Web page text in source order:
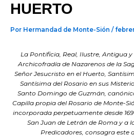
HUERTO
Por Hermandad de Monte-Sión /
La Pontificia, Real, Ilustre, Antigua
Archicofradía de Nazarenos de la
Señor Jesucristo en el Huerto,
Santísima del Rosario en sus
Santo Domingo de Guzmán,
Capilla propia del Rosario de Monte-
incorporada perpetuamente desde
San Juan de Letrán de Roma y a
Predicadores, consagra este